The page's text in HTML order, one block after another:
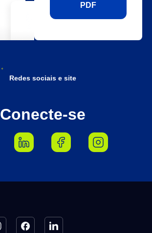
PDF
Redes sociais e site
Conecte-se